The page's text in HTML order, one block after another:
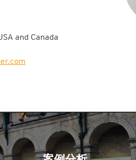
and Canada